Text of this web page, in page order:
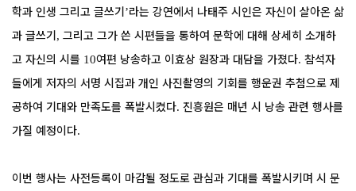
학과 인생 그리고 글쓰기’라는 강연에서 나태주 시인은 자신이 살아온 삶
과 글쓰기, 그리고 그가 쓴 시편들을 통하여 문학에 대해 상세히 소개하
고 자신의 시를 10여편 낭송하고 이효상 원장과 대담을 가졌다. 참석자
들에게 저자의 서명 시집과 개인 사진촬영의 기회를 행운권 추첨으로 제
공하여 기대와 만족도를 폭발시켰다. 진흥원은 매년 시 낭송 관련 행사를
가질 예정이다.
이번 행사는 사전등록이 마감될 정도로 관심과 기대를 폭발시키며 시 문